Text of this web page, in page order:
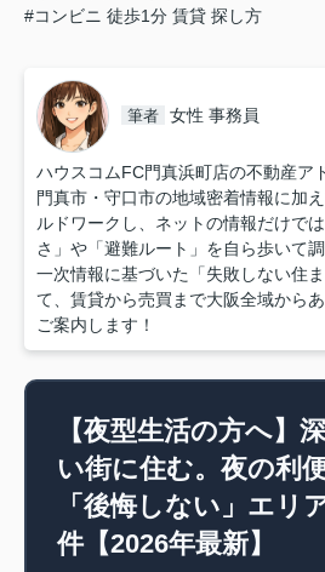
#コンビニ 徒歩1分 賃貸 探し方
筆者 女性 事務員
ハウスコムFC門真浜町店の不動産ア
門真市・守口市の地域密着情報に加
ルドワークし、ネットの情報だけで
さ」や「避難ルート」を自ら歩いて調
一次情報に基づいた「失敗しない住
て、賃貸から売買まで大阪全域から
ご案内します！
【夜型生活の方へ】
い街に住む。夜の利
「後悔しない」エリ
件【2026年最新】